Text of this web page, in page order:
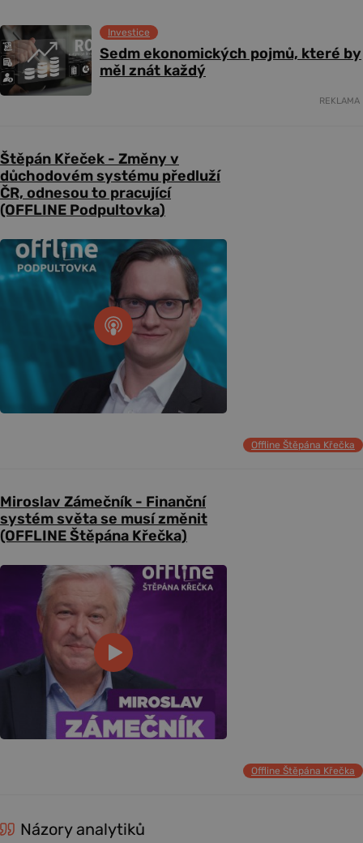
Sedm ekonomických pojmů, které by
měl znát každý
Investice
REKLAMA
Štěpán Křeček - Změny v
důchodovém systému předluží
ČR, odnesou to pracující
(OFFLINE Podpultovka)
Offline Štěpána Křečka
Miroslav Zámečník - Finanční
systém světa se musí změnit
(OFFLINE Štěpána Křečka)
Offline Štěpána Křečka
Názory analytiků